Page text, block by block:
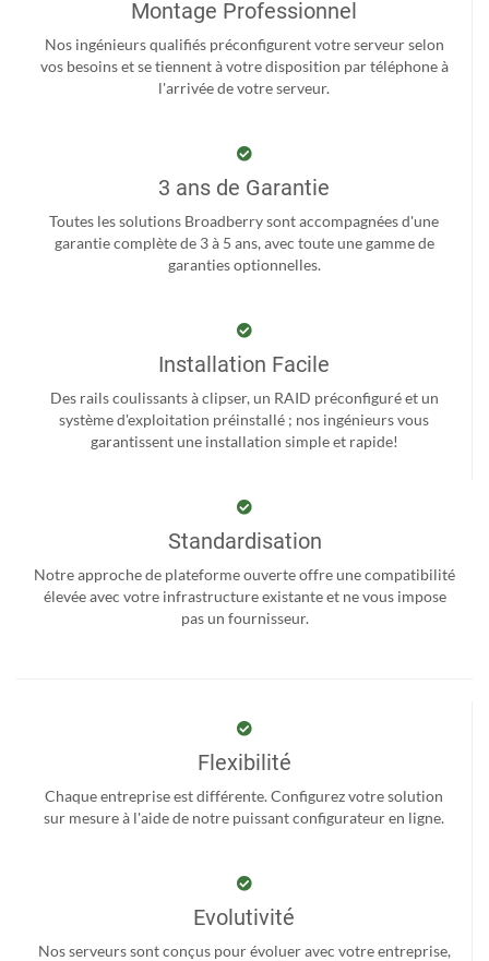
Montage Professionnel
Nos ingénieurs qualifiés préconfigurent votre serveur selon
vos besoins et se tiennent à votre disposition par téléphone à
l'arrivée de votre serveur.
3 ans de Garantie
Toutes les solutions Broadberry sont accompagnées d'une
garantie complète de 3 à 5 ans, avec toute une gamme de
garanties optionnelles.
Installation Facile
Des rails coulissants à clipser, un RAID préconfiguré et un
système d'exploitation préinstallé ; nos ingénieurs vous
garantissent une installation simple et rapide!
Standardisation
Notre approche de plateforme ouverte offre une compatibilité
élevée avec votre infrastructure existante et ne vous impose
pas un fournisseur.
Flexibilité
Chaque entreprise est différente. Configurez votre solution
sur mesure à l'aide de notre puissant configurateur en ligne.
Evolutivité
Nos serveurs sont conçus pour évoluer avec votre entreprise,